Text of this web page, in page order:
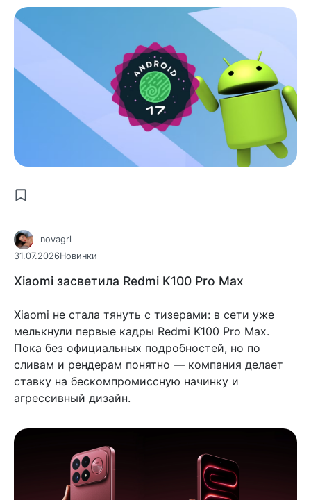
novagrl
31.07.2026Новинки
Xiaomi засветила Redmi K100 Pro Max
Xiaomi не стала тянуть с тизерами: в сети уже
мелькнули первые кадры Redmi K100 Pro Max.
Пока без официальных подробностей, но по
сливам и рендерам понятно — компания делает
ставку на бескомпромиссную начинку и
агрессивный дизайн.